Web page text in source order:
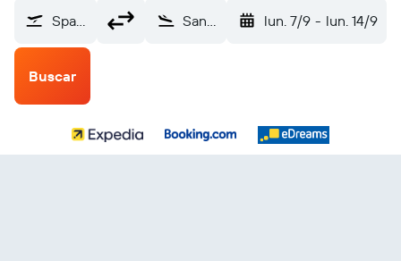
Sparta/Fort McCoy (CMY) San Salvador Internacional de El Salvador (SAL) lun. 7/9 - lun. 14/9
Buscar